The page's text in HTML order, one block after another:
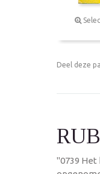
Deel deze
"0739 Het